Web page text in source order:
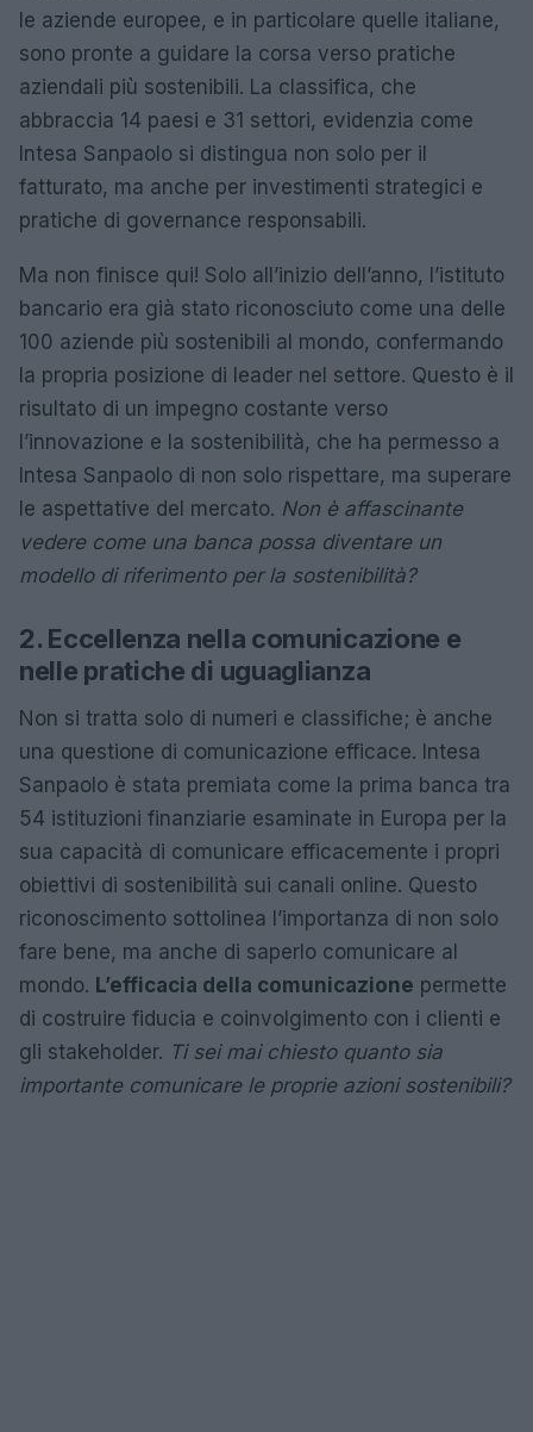
le aziende europee, e in particolare quelle italiane,
sono pronte a guidare la corsa verso pratiche
aziendali più sostenibili. La classifica, che
abbraccia 14 paesi e 31 settori, evidenzia come
Intesa Sanpaolo si distingua non solo per il
fatturato, ma anche per investimenti strategici e
pratiche di governance responsabili.
Ma non finisce qui! Solo all’inizio dell’anno, l’istituto
bancario era già stato riconosciuto come una delle
100 aziende più sostenibili al mondo, confermando
la propria posizione di leader nel settore. Questo è il
risultato di un impegno costante verso
l’innovazione e la sostenibilità, che ha permesso a
Intesa Sanpaolo di non solo rispettare, ma superare
le aspettative del mercato. Non è affascinante
vedere come una banca possa diventare un
modello di riferimento per la sostenibilità?
2. Eccellenza nella comunicazione e
nelle pratiche di uguaglianza
Non si tratta solo di numeri e classifiche; è anche
una questione di comunicazione efficace. Intesa
Sanpaolo è stata premiata come la prima banca tra
54 istituzioni finanziarie esaminate in Europa per la
sua capacità di comunicare efficacemente i propri
obiettivi di sostenibilità sui canali online. Questo
riconoscimento sottolinea l’importanza di non solo
fare bene, ma anche di saperlo comunicare al
mondo. L’efficacia della comunicazione permette
di costruire fiducia e coinvolgimento con i clienti e
gli stakeholder. Ti sei mai chiesto quanto sia
importante comunicare le proprie azioni sostenibili?